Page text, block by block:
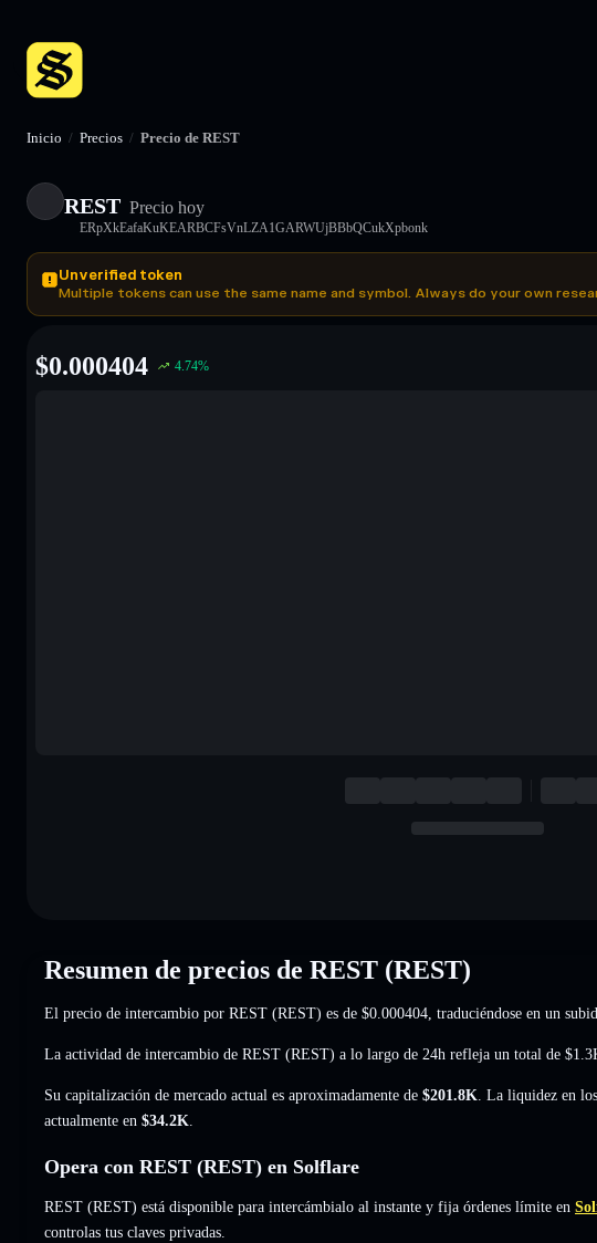
Inicio / Precios / Precio de REST
REST Precio hoy
ERpXkEafaKuKEARBCFsVnLZA1GARWUjBBbQCukXpbonk
Unverified token
Multiple tokens can use the same name and symbol. Always do your own
$0.000404 4.74%
Resumen de precios de REST (REST)
El precio de intercambio por REST (REST) es de $0.000404 , traduciéndose en un
La actividad de intercambio de REST (REST) a lo largo de 24h refleja un total de
Su capitalización de mercado actual es aproximadamente de $201.8K . La liquidez en
actualmente en $34.2K
Opera con REST (REST) en Solflare
REST (REST) está disponible para intercámbialo al instante y fija órdenes límite en
controlas tus claves privadas.